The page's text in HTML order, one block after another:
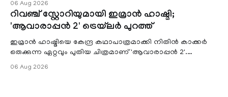
service providers to levy charges on payments through
unified payments interface (UPI) and other notified
electronic payment modes. The amendment passed by the
06 Aug 2026
റിവഞ്ച് സ്റ്റോറിയുമായി ഇമ്രാൻ ഹാഷ്മി;
'ആവാരാപ്പൻ 2' ട്രെയ്‌ലർ പുറത്ത്
ഇമ്രാൻ ഹാഷ്മിയെ കേന്ദ്ര കഥാപാത്രമാക്കി നിതിൻ കാക്കർ
ഒരുക്കുന്ന ഏറ്റവും പുതിയ ചിത്രമാണ് 'ആവാരാപ്പൻ 2'.
06 Aug 2026